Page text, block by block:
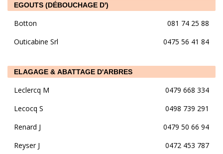
EGOUTS (DÉBOUCHAGE D')
Botton
081 74 25 88
Outicabine Srl
0475 56 41 84
ELAGAGE & ABATTAGE D'ARBRES
Leclercq M
0479 668 334
Lecocq S
0498 739 291
Renard J
0479 50 66 94
Reyser J
0472 453 787